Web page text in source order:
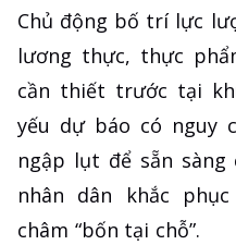
Chủ động bố trí lực
lương thực, thực
cần thiết trước tại
yếu dự báo có nguy
ngập lụt để sẵn
nhân dân khắc
châm “bốn tại chỗ”.